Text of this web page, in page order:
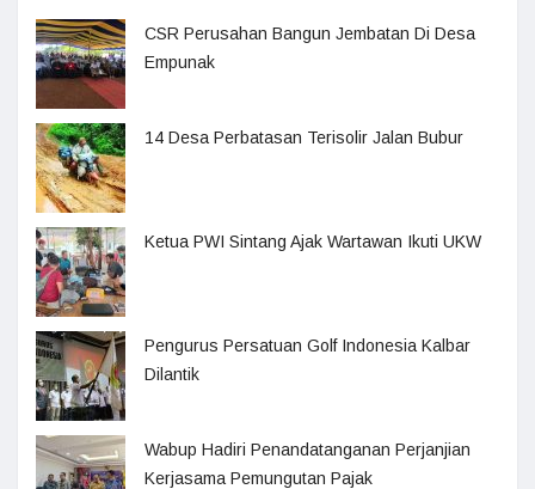
CSR Perusahan Bangun Jembatan Di Desa
Empunak
14 Desa Perbatasan Terisolir Jalan Bubur
Ketua PWI Sintang Ajak Wartawan Ikuti UKW
Pengurus Persatuan Golf Indonesia Kalbar
Dilantik
Wabup Hadiri Penandatanganan Perjanjian
Kerjasama Pemungutan Pajak